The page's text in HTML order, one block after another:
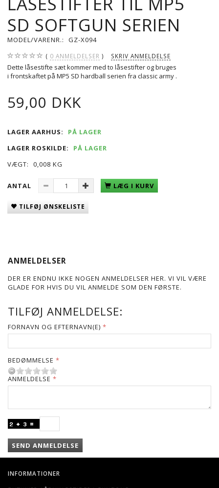
SD SOFTGUN SERIEN
MODEL/VARENR.: GZ-X094
0 ANMELDELSER SKRIV ANMELDELSE
Dette låsestifte sæt kommer med to låsestifter og bruges
i frontskaftet på MP5 SD hardball serien fra classic army .
59,00 DKK
LAGER AARHUS:
PÅ LAGER
LAGER ROSKILDE:
PÅ LAGER
VÆGT:
0,008 KG
ANTAL LÆG I KURV
TILFØJ ØNSKELISTE
ANMELDELSER
DER ER ENDNU IKKE NOGEN ANMELDELSER HER. VI VIL VÆRE
GLADE FOR HVIS DU VIL ANMELDE SOM DEN FØRSTE.
TILFØJ ANMELDELSE:
FORNAVN OG EFTERNAVN(E)
BEDØMMELSE
ANMELDELSE
SEND ANMELDELSE
INFORMATIONER